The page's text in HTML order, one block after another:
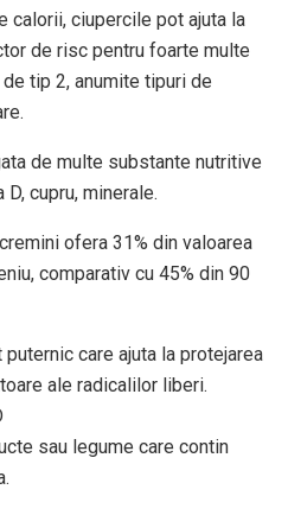
calorii, ciupercile pot ajuta la
de risc pentru foarte multe
tip 2, anumite tipuri de
de multe substante nutritive
cupru, minerale.
ofera 31% din valoarea
comparativ cu 45% din 90
care ajuta la protejarea
ale radicalilor liberi.
sau legume care contin